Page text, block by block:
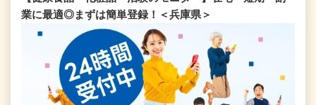
業に最適◎まずは簡単登録！＜兵庫県＞